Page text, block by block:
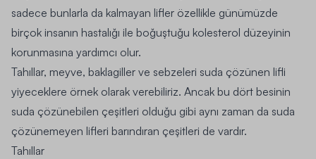
sadece bunlarla da kalmayan lifler özellikle günümüzde
birçok insanın hastalığı ile boğuştuğu kolesterol düzeyinin
korunmasına yardımcı olur.
Tahıllar, meyve, baklagiller ve sebzeleri suda çözünen lifli
yiyeceklere örnek olarak verebiliriz. Ancak bu dört besinin
suda çözünebilen çeşitleri olduğu gibi aynı zaman da suda
çözünemeyen lifleri barındıran çeşitleri de vardır.
Tahıllar